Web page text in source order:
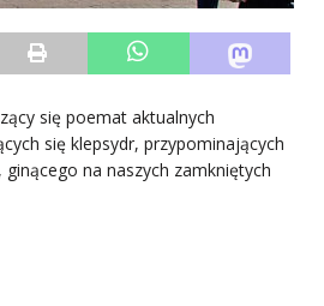
się poemat aktualnych
się klepsydr, przypominających
na naszych zamkniętych